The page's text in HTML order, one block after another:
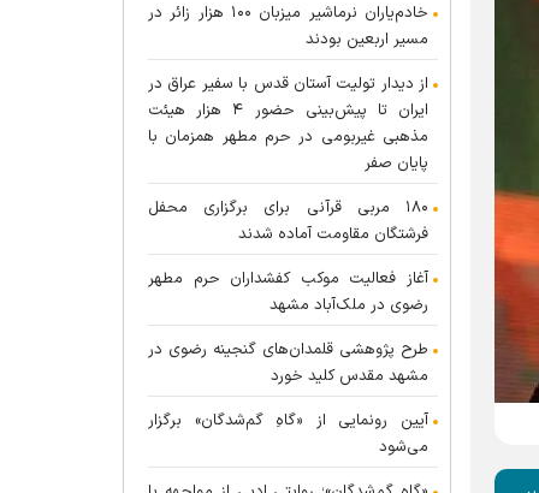
خادم‌یاران نرماشیر میزبان ۱۰۰ هزار زائر در
مسیر اربعین بودند
از دیدار تولیت آستان قدس با سفیر عراق در
ایران تا پیش‌بینی حضور ۴ هزار هیئت
مذهبی غیربومی در حرم مطهر همزمان با
پایان صفر
۱۸۰ مربی قرآنی برای برگزاری محفل
فرشتگان مقاومت آماده شدند
آغاز فعالیت موکب کفشداران حرم مطهر
رضوی در ملک‌آباد مشهد
طرح پژوهشی قلمدان‌های گنجینه رضوی در
مشهد مقدس کلید خورد
آیین رونمایی از «گاهِ گم‌شدگان» برگزار
می‌شود